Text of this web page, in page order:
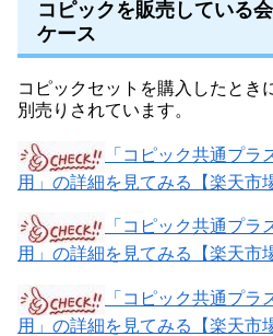
コピックを販売している
ケース
コピックセットを購入したとき
別売りされています。
「コピック共通プ
用」の詳細を見てみる【楽天市
「コピック共通プ
用」の詳細を見てみる【楽天市
「コピック共通プ
用」の詳細を見てみる【楽天市